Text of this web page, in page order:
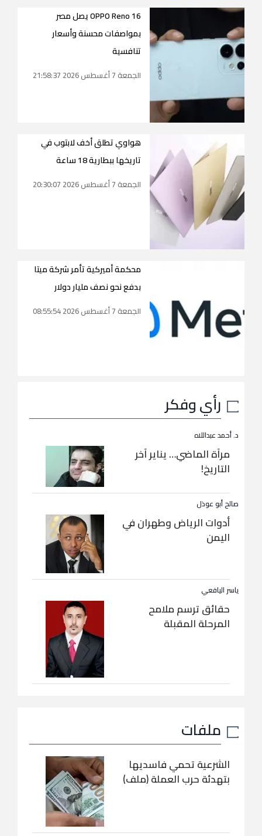
OPPO Reno 16 يصل مصر
بمواصفات محسنة وأسعار
تنافسية
الجمعة 7 أغسطس 2026 21:58:37
هواوي تطلق أخف لابتوب في
تاريخها ببطارية 18 ساعة
الجمعة 7 أغسطس 2026 20:30:07
محكمة أميركية تأمر شركة ميتا
بدفع نحو نصف مليار دولار
الجمعة 7 أغسطس 2026 08:55:54
رأي وفكر
د. أحمد عبداللاه
مرآة الماضي… يناير آخر
التاريخ!
صالح أبو عوذل
أدوات الرياض وطهران في
اليمن
ياسر اليافعي
حقائق ترسم ملامح
المرحلة المقبلة
ملفات
الشرعية تحمي فاسديها
بتهدئة حرب العملة (ملف)